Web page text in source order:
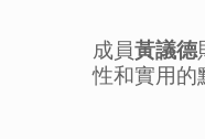
成員黃議德
性和實用的